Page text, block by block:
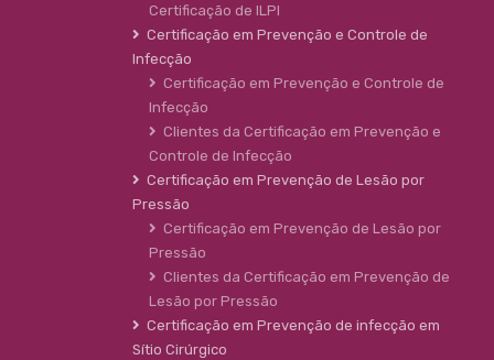
Certificação de ILPI
Certificação em Prevenção e Controle de
Infecção
Certificação em Prevenção e Controle de
Infecção
Clientes da Certificação em Prevenção e
Controle de Infecção
Certificação em Prevenção de Lesão por
Pressão
Certificação em Prevenção de Lesão por
Pressão
Clientes da Certificação em Prevenção de
Lesão por Pressão
Certificação em Prevenção de infecção em
Sítio Cirúrgico